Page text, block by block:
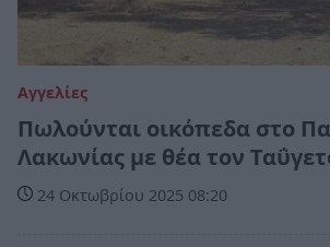
Αγγελίες
Πωλούνται οικόπεδα στο
Λακωνίας με θέα τον
24 Οκτωβρίου 2025 08:20